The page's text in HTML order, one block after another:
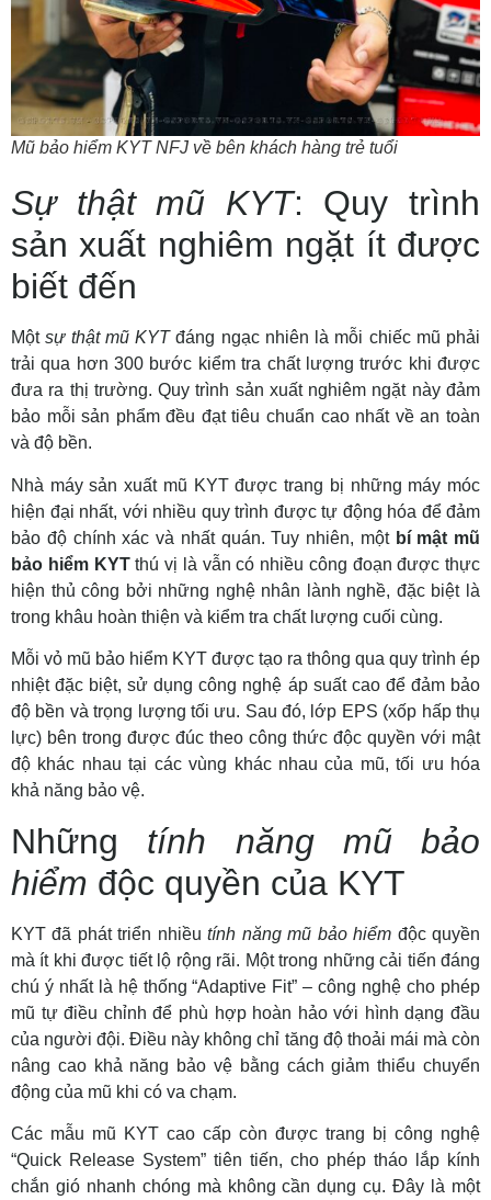
Mũ bảo hiểm KYT NFJ về bên khách hàng trẻ tuổi
Sự thật mũ KYT: Quy trình
sản xuất nghiêm ngặt ít được
biết đến
Mộtsự thật mũ KYTđáng ngạc nhiên là mỗi chiếc mũ phải
trải qua hơn 300 bước kiểm tra chất lượng trước khi được
đưa ra thị trường. Quy trình sản xuất nghiêm ngặt này đảm
bảo mỗi sản phẩm đều đạt tiêu chuẩn cao nhất về an toàn
và độ bền.
Nhà máy sản xuất mũ KYT được trang bị những máy móc
hiện đại nhất, với nhiều quy trình được tự động hóa để đảm
bảo độ chính xác và nhất quán. Tuy nhiên, một bí mật mũ
bảo hiểm KYTthú vị là vẫn có nhiều công đoạn được thực
hiện thủ công bởi những nghệ nhân lành nghề, đặc biệt là
trong khâu hoàn thiện và kiểm tra chất lượng cuối cùng.
Mỗi vỏ mũ bảo hiểm KYT được tạo ra thông qua quy trình ép
nhiệt đặc biệt, sử dụng công nghệ áp suất cao để đảm bảo
độ bền và trọng lượng tối ưu. Sau đó, lớp EPS (xốp hấp thụ
lực) bên trong được đúc theo công thức độc quyền với mật
độ khác nhau tại các vùng khác nhau của mũ, tối ưu hóa
khả năng bảo vệ.
Những tính năng mũ bảo
hiểm độc quyền của KYT
KYT đã phát triển nhiềutính năng mũ bảo hiểm độc quyền
mà ít khi được tiết lộ rộng rãi. Một trong những cải tiến đáng
chú ý nhất là hệ thống “Adaptive Fit” – công nghệ cho phép
mũ tự điều chỉnh để phù hợp hoàn hảo với hình dạng đầu
của người đội. Điều này không chỉ tăng độ thoải mái mà còn
nâng cao khả năng bảo vệ bằng cách giảm thiểu chuyển
động của mũ khi có va chạm.
Các mẫu mũ KYT cao cấp còn được trang bị công nghệ
“Quick Release System” tiên tiến, cho phép tháo lắp kính
chắn gió nhanh chóng mà không cần dụng cụ. Đây là một